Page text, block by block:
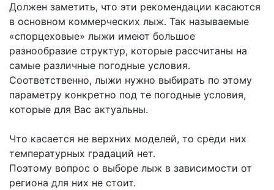
Должен заметить, что эти рекомендации касаются
в основном коммерческих лыж. Так называемые
«спорцеховые» лыжи имеют большое
разнообразие структур, которые рассчитаны на
самые различные погодные условия.
Соответственно, лыжи нужно выбирать по этому
параметру конкретно под те погодные условия,
которые для Вас актуальны.
Что касается не верхних моделей, то среди них
температурных градаций нет.
Поэтому вопрос о выборе лыж в зависимости от
региона для них не стоит.